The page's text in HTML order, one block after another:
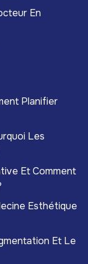
En
Planifier
Les
Et Comment
Esthétique
Et Le